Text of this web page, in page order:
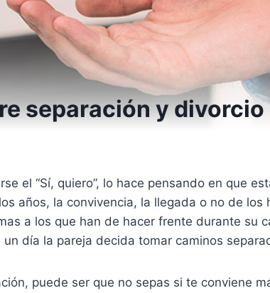
separación y divorcio
el “Sí, quiero”, lo hace pensando en que
años, la convivencia, la llegada o no de los
a los que han de hacer frente durante su
día la pareja decida tomar caminos
puede ser que no sepas si te conviene